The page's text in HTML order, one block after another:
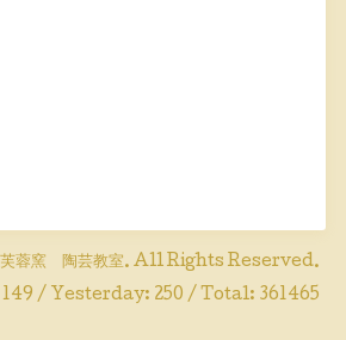
芙蓉窯 陶芸教室. All Rights Reserved.
149 / Yesterday: 250 / Total: 361465